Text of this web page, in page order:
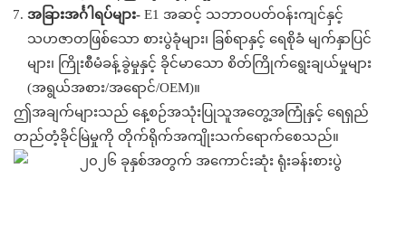
အခြားအင်္ဂါရပ်များ- E1 အဆင့် သဘာဝပတ်ဝန်းကျင်နှင့်
သဟဇာတဖြစ်သော စားပွဲခုံများ၊ ခြစ်ရာနှင့် ရေစိုခံ မျက်နှာပြင်
များ၊ ကြိုးစီမံခန့်ခွဲမှုနှင့် ခိုင်မာသော စိတ်ကြိုက်ရွေးချယ်မှုများ
(အရွယ်အစား/အရောင်/OEM)။
ဤအချက်များသည် နေ့စဉ်အသုံးပြုသူအတွေ့အကြုံနှင့် ရေရှည်
တည်တံ့ခိုင်မြဲမှုကို တိုက်ရိုက်အကျိုးသက်ရောက်စေသည်။